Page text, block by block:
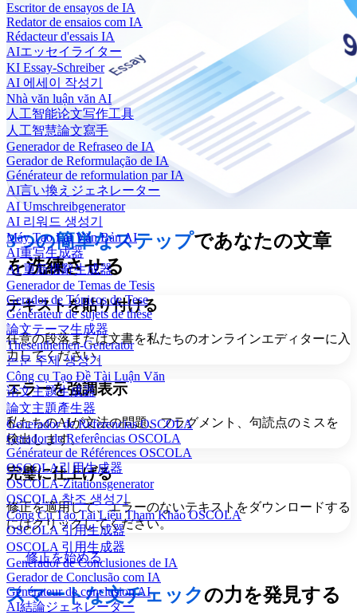
Escritor de ensayos de IA
Redator de ensaios com IA
Rédacteur d'essais IA
AIエッセイライター
KI Essay-Schreiber
AI 에세이 작성기
Nhà văn luận văn AI
人工智能论文写作工具
人工智慧論文寫手
Generador de Refraseo de IA
Gerador de Reformulação de IA
Générateur de reformulation par IA
AI言い換えジェネレーター
AI Umschreibgenerator
AI 리워드 생성기
Máy Tạo Lại Văn Bản AI
AI重写生成器
AI 重新措辭生成器
Generador de Temas de Tesis
Gerador de Tópicos de Tese
Générateur de sujets de thèse
論文テーマ生成器
Thesenthemen-Generator
논문 주제 생성기
Công cụ Tạo Đề Tài Luận Văn
论文主题生成器
論文主題產生器
Generador de Referencias OSCOLA
Gerador de Referências OSCOLA
Générateur de Références OSCOLA
OSCOLA引用生成器
OSCOLA-Zitationsgenerator
OSCOLA 참조 생성기
Công Cụ Tạo Tài Liệu Tham Khảo OSCOLA
OSCOLA 引用生成器
OSCOLA 引用生成器
Generador de Conclusiones de IA
Gerador de Conclusão com IA
Générateur de conclusion AI
AI結論ジェネレーター
3つの簡単なステップであなたの文章
を洗練させる
テキストを貼り付ける
任意の段落または文書を私たちのオンラインエディターに入
力してください。
エラーを強調表示
私たちのAIが文法の問題、フラグメント、句読点のミスを
検出します。
完璧に仕上げる
修正を適用して、エラーのないテキストをダウンロードする
にはクリックしてください。
修正を始める
スマートな文チェックの力を発見する